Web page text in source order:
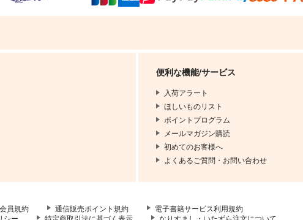
便利な機能/サービス
入荷アラート
ほしいものリスト
ポイントプログラム
メールマガジン購読
初めてのお客様へ
よくあるご質問・お問い合わせ
員規約 通信販売ポイント規約
電子書籍サービス利用規約
シー
特定商取引法に基づく表示 なりすまし・いたずら注文について